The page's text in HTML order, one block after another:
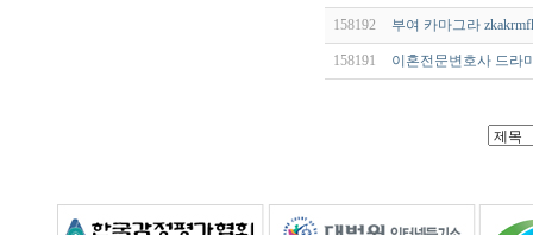
158192 부여 카마그라
158191 이혼전문변호사 드라